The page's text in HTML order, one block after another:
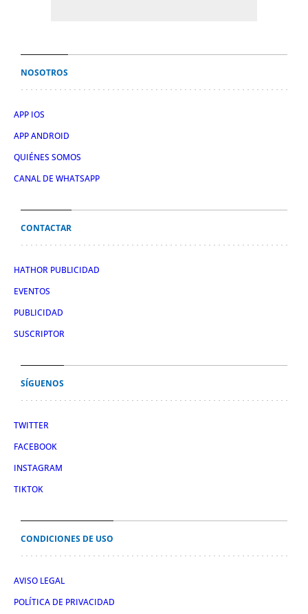
NOSOTROS
APP IOS
APP ANDROID
QUIÉNES SOMOS
CANAL DE WHATSAPP
CONTACTAR
HATHOR PUBLICIDAD
EVENTOS
PUBLICIDAD
SUSCRIPTOR
SÍGUENOS
TWITTER
FACEBOOK
INSTAGRAM
TIKTOK
CONDICIONES DE USO
AVISO LEGAL
POLÍTICA DE PRIVACIDAD